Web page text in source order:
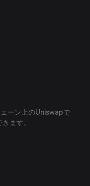
ーン上のUniswapで
ます。